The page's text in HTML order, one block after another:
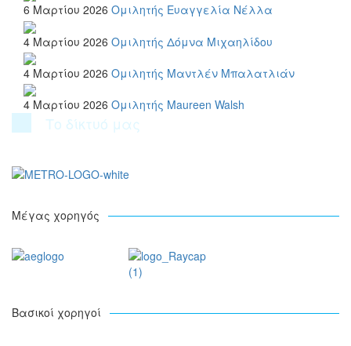
6 Μαρτίου 2026 Ομιλητής Ευαγγελία Νέλλα
4 Μαρτίου 2026 Ομιλητής Δόμνα Μιχαηλίδου
4 Μαρτίου 2026 Ομιλητής Μαντλέν Μπαλατλιάν
4 Μαρτίου 2026 Ομιλητής Maureen Walsh
Το δίκτυό μας
Μέγας χορηγός
Βασικοί χορηγοί